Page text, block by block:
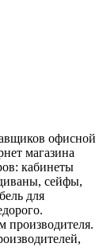
офисной
магазина
кабинеты
сейфы,
для